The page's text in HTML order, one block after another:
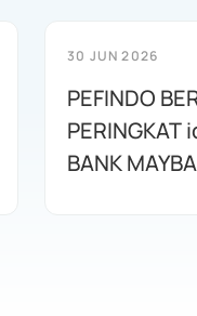
30 JUN 2026
PEFINDO
PERINGKAT
BANK